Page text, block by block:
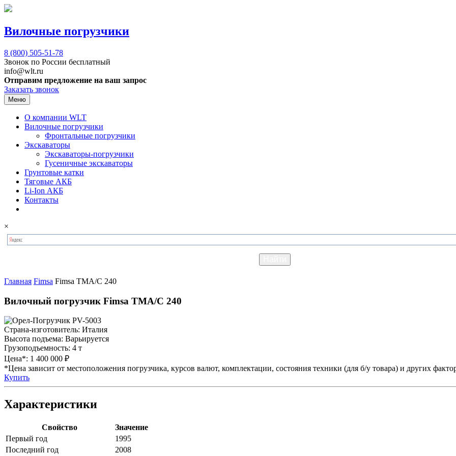
Вилочные погрузчики
8 (800) 505-51-78
Звонок по России бесплатный
info@wlt.ru
Отправим предложение на ваш запрос
Заказать звонок
Меню
О компании WLT
Вилочные погрузчики
Фронтальные погрузчики
Экскаваторы
Экскаваторы-погрузчики
Гусеничные экскаваторы
Грунтовые катки
Тяговые АКБ
Li-Ion АКБ
Контакты
×
Главная Fimsa Fimsa TMA/C 240
Вилочный погрузчик Fimsa TMA/C 240
Страна-изготовитель: Италия
Высота подъема: Варьируется
Грузоподъемность: 4 т
Цена*: 1 400 000 ₽
*Цена зависит от местоположения погрузчика, курсов валют, комплектации, состояния техники (для б/у товара) и других
Купить
Характеристики
Свойство
Значение
Первый год
1995
Последний год
2008